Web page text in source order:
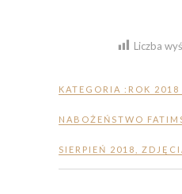
Liczba
KATEGORIA : ROK 2018
NABOŻEŃSTWO
SIERPIEŃ 2018